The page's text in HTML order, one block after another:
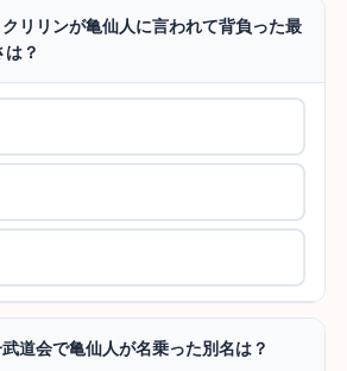
リリンが亀仙人に言われて背負った最
？
道会で亀仙人が名乗った別名は？